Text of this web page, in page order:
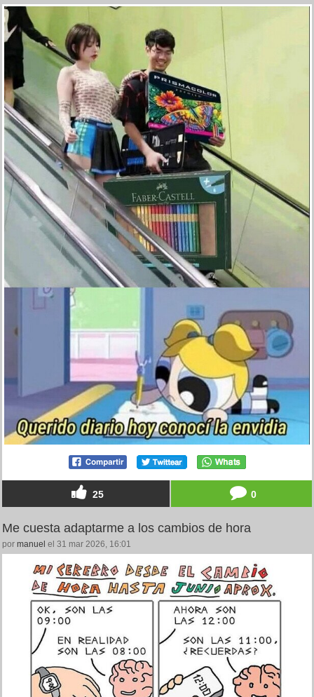
25 0
Me cuesta adaptarme a los cambios de hora
por manuel el 31 mar 2026, 16:01